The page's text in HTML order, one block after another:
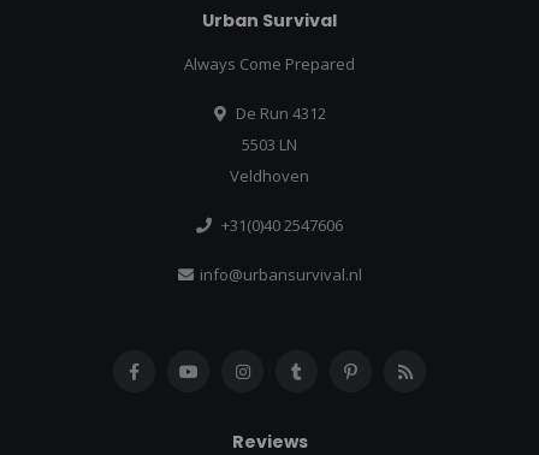
Urban Survival
Always Come Prepared
De Run 4312
5503 LN
Veldhoven
+31(0)40 2547606
info@urbansurvival.nl
Reviews